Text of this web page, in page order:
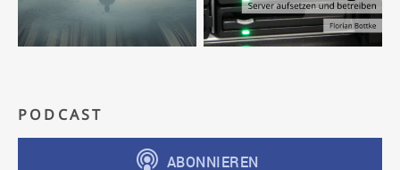
PODCAST